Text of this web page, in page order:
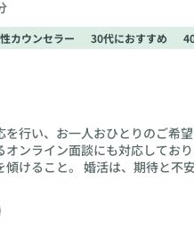
カウンセラー 30代におすすめ
行い、お一人おひとりのご希
オンライン面談にも対応してお
傾けること。 婚活は、期待と不
かな」そんな気持ちで大丈夫
。